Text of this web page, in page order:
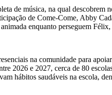
de música, na qual descobrem
de Come-Come, Abby
enquanto perseguem
na comunidade para
2026 e 2027, cerca de 80
hábitos saudáveis na escola,